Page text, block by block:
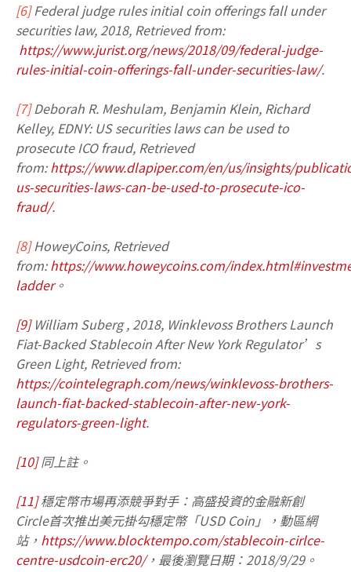
[6]Federal judge rules initial coin offerings fall under
securities law, 2018, Retrieved from:
https://www.jurist.org/news/2018/09/federal-judge-
rules-initial-coin-offerings-fall-under-securities-law/.
[7]Deborah R. Meshulam, Benjamin Klein, Richard
Kelley, EDNY: US securities laws can be used to
prosecute ICO fraud, Retrieved
from:https://www.dlapiper.com/en/us/insights/
us-securities-laws-can-be-used-to-prosecute-ico-
fraud/.
[8]HoweyCoins, Retrieved
from:https://www.howeycoins.com/
ladder。
[9] William Suberg , 2018, Winklevoss Brothers Launch
Fiat-Backed Stablecoin After New York Regulator’s
Green Light, Retrieved from:
https://cointelegraph.com/news/winklevoss-brothers-
launch-fiat-backed-stablecoin-after-new-york-
regulators-green-light.
[10] 同上註。
[11] 穩定幣市場再添競爭對手：高盛投資的金融新創
Circle首次推出美元掛勾穩定幣「USD Coin」，動區網
站， https://www.blocktempo.com/stablecoin-cirlce-
centre-usdcoin-erc20/，最後瀏覽日期：2018/9/29。